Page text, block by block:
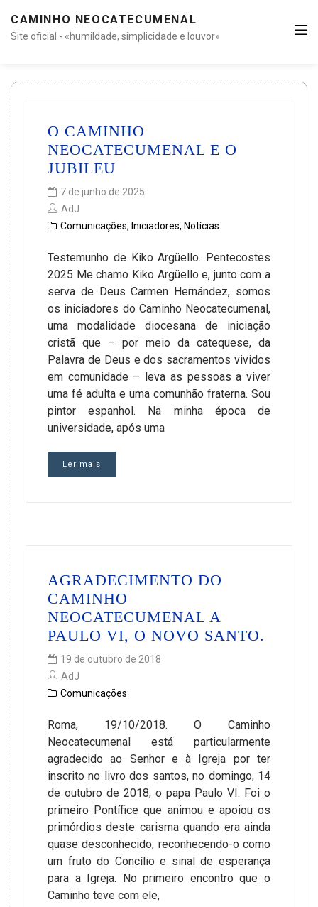
CAMINHO NEOCATECUMENAL
Site oficial - «humildade, simplicidade e louvor»
O CAMINHO
NEOCATECUMENAL E O
JUBILEU
7 de junho de 2025
AdJ
Comunicações, Iniciadores, Notícias
Testemunho de Kiko Argüello. Pentecostes
2025 Me chamo Kiko Argüello e, junto com a
serva de Deus Carmen Hernández, somos
os iniciadores do Caminho Neocatecumenal,
uma modalidade diocesana de iniciação
cristã que – por meio da catequese, da
Palavra de Deus e dos sacramentos vividos
em comunidade – leva as pessoas a viver
uma fé adulta e uma comunhão fraterna. Sou
pintor espanhol. Na minha época de
universidade, após uma
Ler mais
AGRADECIMENTO DO
CAMINHO
NEOCATECUMENAL A
PAULO VI, O NOVO SANTO.
19 de outubro de 2018
AdJ
Comunicações
Roma, 19/10/2018. O Caminho
Neocatecumenal está particularmente
agradecido ao Senhor e à Igreja por ter
inscrito no livro dos santos, no domingo, 14
de outubro de 2018, o papa Paulo VI. Foi o
primeiro Pontífice que animou e apoiou os
primórdios deste carisma quando era ainda
quase desconhecido, reconhecendo-o como
um fruto do Concílio e sinal de esperança
para a Igreja. No primeiro encontro que o
Caminho teve com ele,